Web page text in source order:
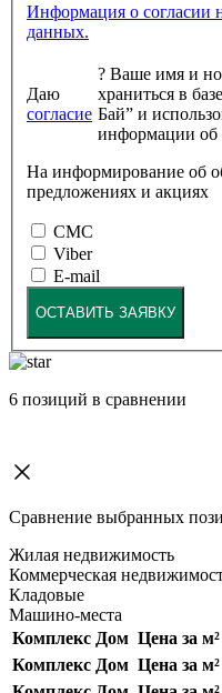
Информация о согласии на обработку персональных
данных.
Даю
согласие
? Ваше имя и
храниться в базе данных клиентов ООО “Бир
Бай” и
На информирование об
предложениях и акциях
СМС
Viber
E-mail
ОСТАВИТЬ ЗАЯВКУ
6 позиций в сравнении
Сравнение выбранных
Жилая недвижимость
Коммерческая
Кладовые
Машино-места
Комплекс Дом Цена за м²
Комплекс Дом Цена за м²